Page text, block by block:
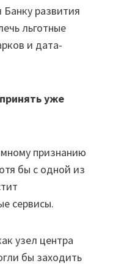
Банку развития
льготные
и дата-
уже
признанию
бы с одной из
сервисы.
узел центра
бы заходить